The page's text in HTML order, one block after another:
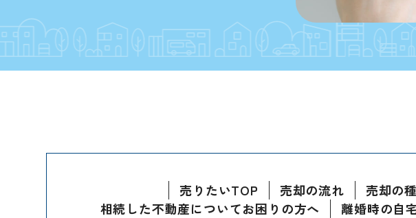
売りたいTOP 売却の流れ 売却の
相続した不動産についてお困りの方へ
離婚時の自